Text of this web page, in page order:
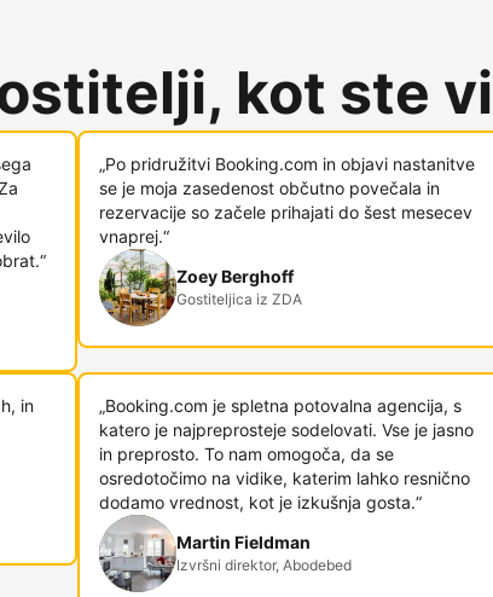
kot ste vi
„Po pridružitvi Booking.com in objavi nastanitve
se je moja zasedenost občutno povečala in
rezervacije so začele prihajati do šest mesecev
vnaprej.“
Zoey Berghoff
Gostiteljica iz ZDA
in
„Booking.com je spletna potovalna agencija, s
katero je najpreprosteje sodelovati. Vse je jasno
in preprosto. To nam omogoča, da se
osredotočimo na vidike, katerim lahko resnično
dodamo vrednost, kot je izkušnja gosta.“
Martin Fieldman
Izvršni direktor, Abodebed